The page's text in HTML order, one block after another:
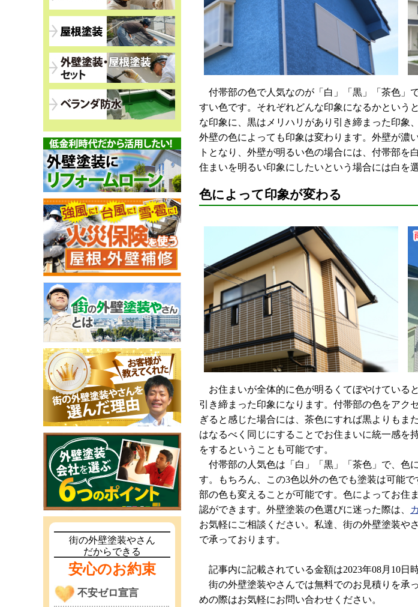
付帯部の色で人気なのが「白」「黒」「茶色」
すい色です。それぞれどんな印象になるかという
な印象に、黒はメリハリがあり引き締まった印象
外壁の色によっても印象は変わります。外壁が濃
トとなり、外壁が明るい色の場合には、付帯部を
住まいを明るい印象にしたいという場合には白を
色によって印象が変わる
お住まいが全体的に色が明るくてぼやけている
引き締まった印象になります。付帯部の色をアク
ぎると感じた場合には、茶色にすれば黒よりもま
はなるべく同じにすることでお住まいに統一感を
をするということも可能です。
付帯部の人気色は「白」「黒」「茶色」で、色
す。もちろん、この3色以外の色でも塗装は可能
部の色も変えることが可能です。色によってお住
認ができます。外壁塗装の色選びに迷った際は、
お気軽にご相談ください。私達、街の外壁塗装や
で承っております。
記事内に記載されている金額は2023年08月10日
街の外壁塗装やさんでは無料でのお見積りを承
めの際はお気軽にお問い合わせください。
街の外壁塗装やさん
だからできる
安心のお約束
不安ゼロ宣言